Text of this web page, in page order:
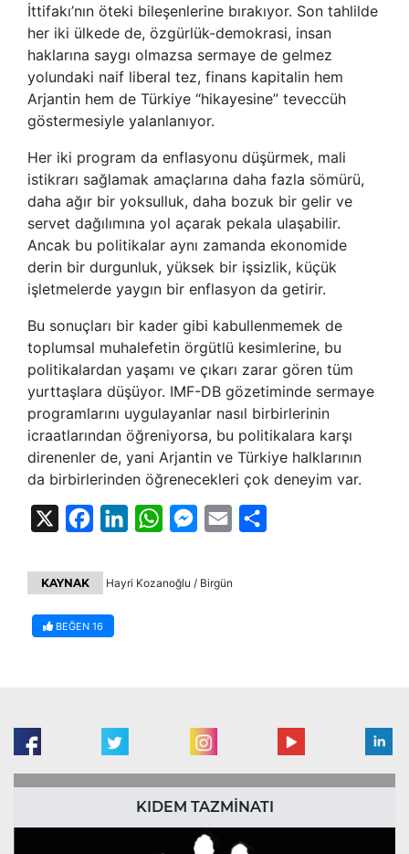
İttifakı’nın öteki bileşenlerine bırakıyor. Son tahlilde
her iki ülkede de, özgürlük-demokrasi, insan
haklarına saygı olmazsa sermaye de gelmez
yolundaki naif liberal tez, finans kapitalin hem
Arjantin hem de Türkiye “hikayesine” teveccüh
göstermesiyle yalanlanıyor.
Her iki program da enflasyonu düşürmek, mali
istikrarı sağlamak amaçlarına daha fazla sömürü,
daha ağır bir yoksulluk, daha bozuk bir gelir ve
servet dağılımına yol açarak pekala ulaşabilir.
Ancak bu politikalar aynı zamanda ekonomide
derin bir durgunluk, yüksek bir işsizlik, küçük
işletmelerde yaygın bir enflasyon da getirir.
Bu sonuçları bir kader gibi kabullenmemek de
toplumsal muhalefetin örgütlü kesimlerine, bu
politikalardan yaşamı ve çıkarı zarar gören tüm
yurttaşlara düşüyor. IMF-DB gözetiminde sermaye
programlarını uygulayanlar nasıl birbirlerinin
icraatlarından öğreniyorsa, bu politikalara karşı
direnenler de, yani Arjantin ve Türkiye halklarının
da birbirlerinden öğrenecekleri çok deneyim var.
FacebookLinkedInWhatsAppMessenger
Email
KAYNAK Hayri Kozanoğlu / Birgün
BEĞEN 16
KIDEM TAZMİNATI